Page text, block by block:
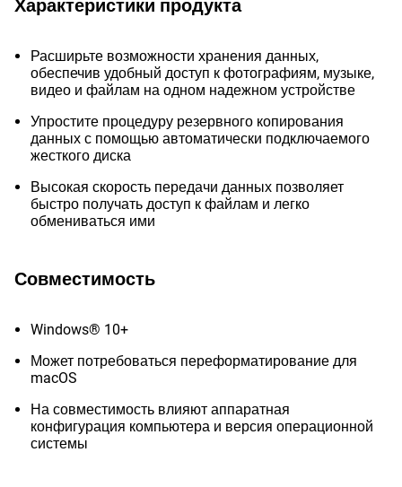
Характеристики продукта
Расширьте возможности хранения данных,
обеспечив удобный доступ к фотографиям, музыке,
видео и файлам на одном надежном устройстве
Упростите процедуру резервного копирования
данных с помощью автоматически подключаемого
жесткого диска
Высокая скорость передачи данных позволяет
быстро получать доступ к файлам и легко
обмениваться ими
Совместимость
Windows® 10+
Может потребоваться переформатирование для
macOS
На совместимость влияют аппаратная
конфигурация компьютера и версия операционной
системы